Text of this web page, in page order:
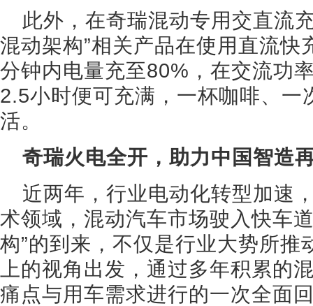
此外，在奇瑞混动专用交直流
混动架构”相关产品在使用直流
分钟内电量充至80%，在交流功
2.5小时便可充满，一杯咖啡、一
活。
奇瑞火电全开，助力中国智造
近两年，行业电动化转型加速
术领域，混动汽车市场驶入快车
构”的到来，不仅是行业大势所推
上的视角出发，通过多年积累的
痛点与用车需求进行的一次全面